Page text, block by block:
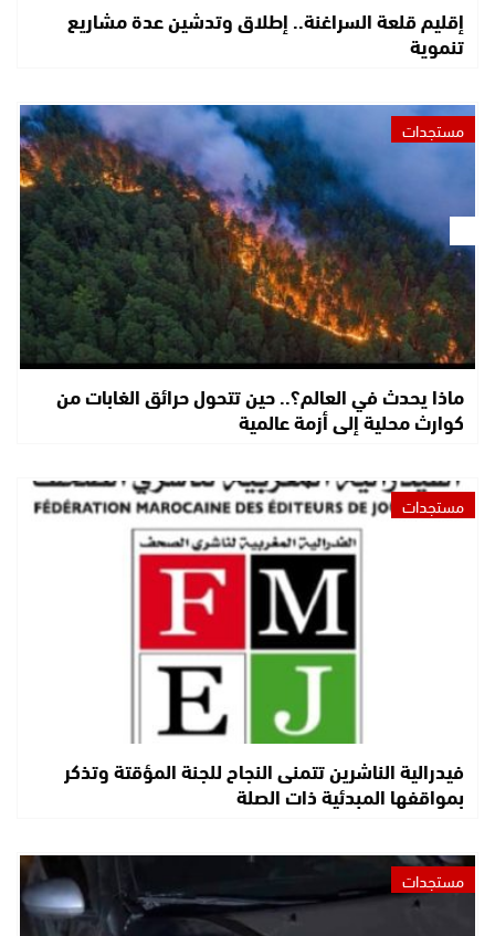
إقليم قلعة السراغنة.. إطلاق وتدشين عدة مشاريع
تنموية
مستجدات
ماذا يحدث في العالم؟.. حين تتحول حرائق الغابات من
كوارث محلية إلى أزمة عالمية
مستجدات
فيدرالية الناشرين تتمنى النجاح للجنة المؤقتة وتذكر
بمواقفها المبدئية ذات الصلة
مستجدات